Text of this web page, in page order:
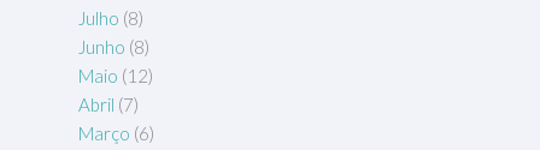
Julho (8)
Junho (8)
Maio (12)
Abril (7)
Março (6)